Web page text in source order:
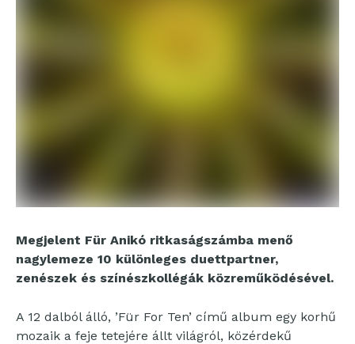
Megjelent Für Anikó ritkaságszámba menő
nagylemeze 10 különleges duettpartner,
zenészek és színészkollégák közreműködésével.
A 12 dalból álló, ’Für For Ten’ című album egy korhű
mozaik a feje tetejére állt világról, közérdekű